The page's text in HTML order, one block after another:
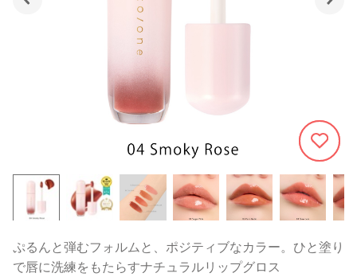
1227
ぷるんと弾むフォルムと、ポジティブなカラー。ひと塗り
で唇に洗練をもたらすナチュラルリップグロス